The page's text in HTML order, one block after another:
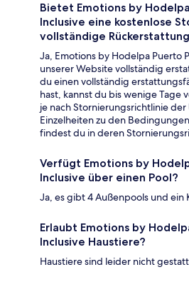
Bietet Emotions by
Inclusive eine kostenlose
vollständige
Ja, Emotions by Hodelpa Puerto
unserer Website vollständig
du einen vollständig
hast, kannst du bis wenige Tage
je nach Stornierungsrichtlinie
Einzelheiten zu den
findest du in deren
Verfügt Emotions by
Inclusive über einen Pool?
Ja, es gibt 4 Außenpools und ein
Erlaubt Emotions by
Inclusive Haustiere?
Haustiere sind leider nicht